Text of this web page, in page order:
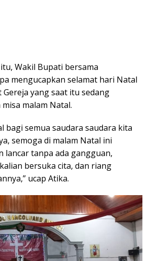
Wakil Bupati bersama
mengucapkan selamat hari Natal
yang saat itu sedang
malam Natal.
bagi semua saudara saudara kita
semoga di malam Natal ini
lancar tanpa ada gangguan,
bersuka cita, dan riang
ucap Atika.